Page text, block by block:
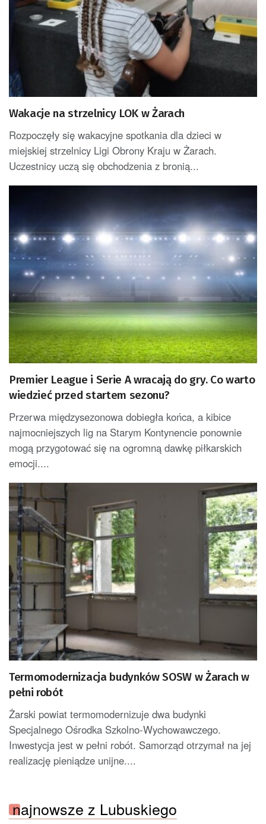
Wakacje na strzelnicy LOK w Żarach
Rozpoczęły się wakacyjne spotkania dla dzieci w
miejskiej strzelnicy Ligi Obrony Kraju w Żarach.
Uczestnicy uczą się obchodzenia z bronią...
Premier League i Serie A wracają do gry. Co warto
wiedzieć przed startem sezonu?
Przerwa międzysezonowa dobiegła końca, a kibice
najmocniejszych lig na Starym Kontynencie ponownie
mogą przygotować się na ogromną dawkę piłkarskich
emocji....
Termomodernizacja budynków SOSW w Żarach w
pełni robót
Żarski powiat termomodernizuje dwa budynki
Specjalnego Ośrodka Szkolno-Wychowawczego.
Inwestycja jest w pełni robót. Samorząd otrzymał na jej
realizację pieniądze unijne....
najnowsze z Lubuskiego